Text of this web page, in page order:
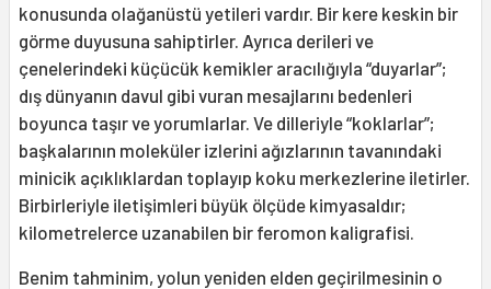
konusunda olağanüstü yetileri vardır. Bir kere keskin bir
görme duyusuna sahiptirler. Ayrıca derileri ve
çenelerindeki küçücük kemikler aracılığıyla “duyarlar”;
dış dünyanın davul gibi vuran mesajlarını bedenleri
boyunca taşır ve yorumlarlar. Ve dilleriyle “koklarlar”;
başkalarının moleküler izlerini ağızlarının tavanındaki
minicik açıklıklardan toplayıp koku merkezlerine iletirler.
Birbirleriyle iletişimleri büyük ölçüde kimyasaldır;
kilometrelerce uzanabilen bir feromon kaligrafisi.
Benim tahminim, yolun yeniden elden geçirilmesinin o